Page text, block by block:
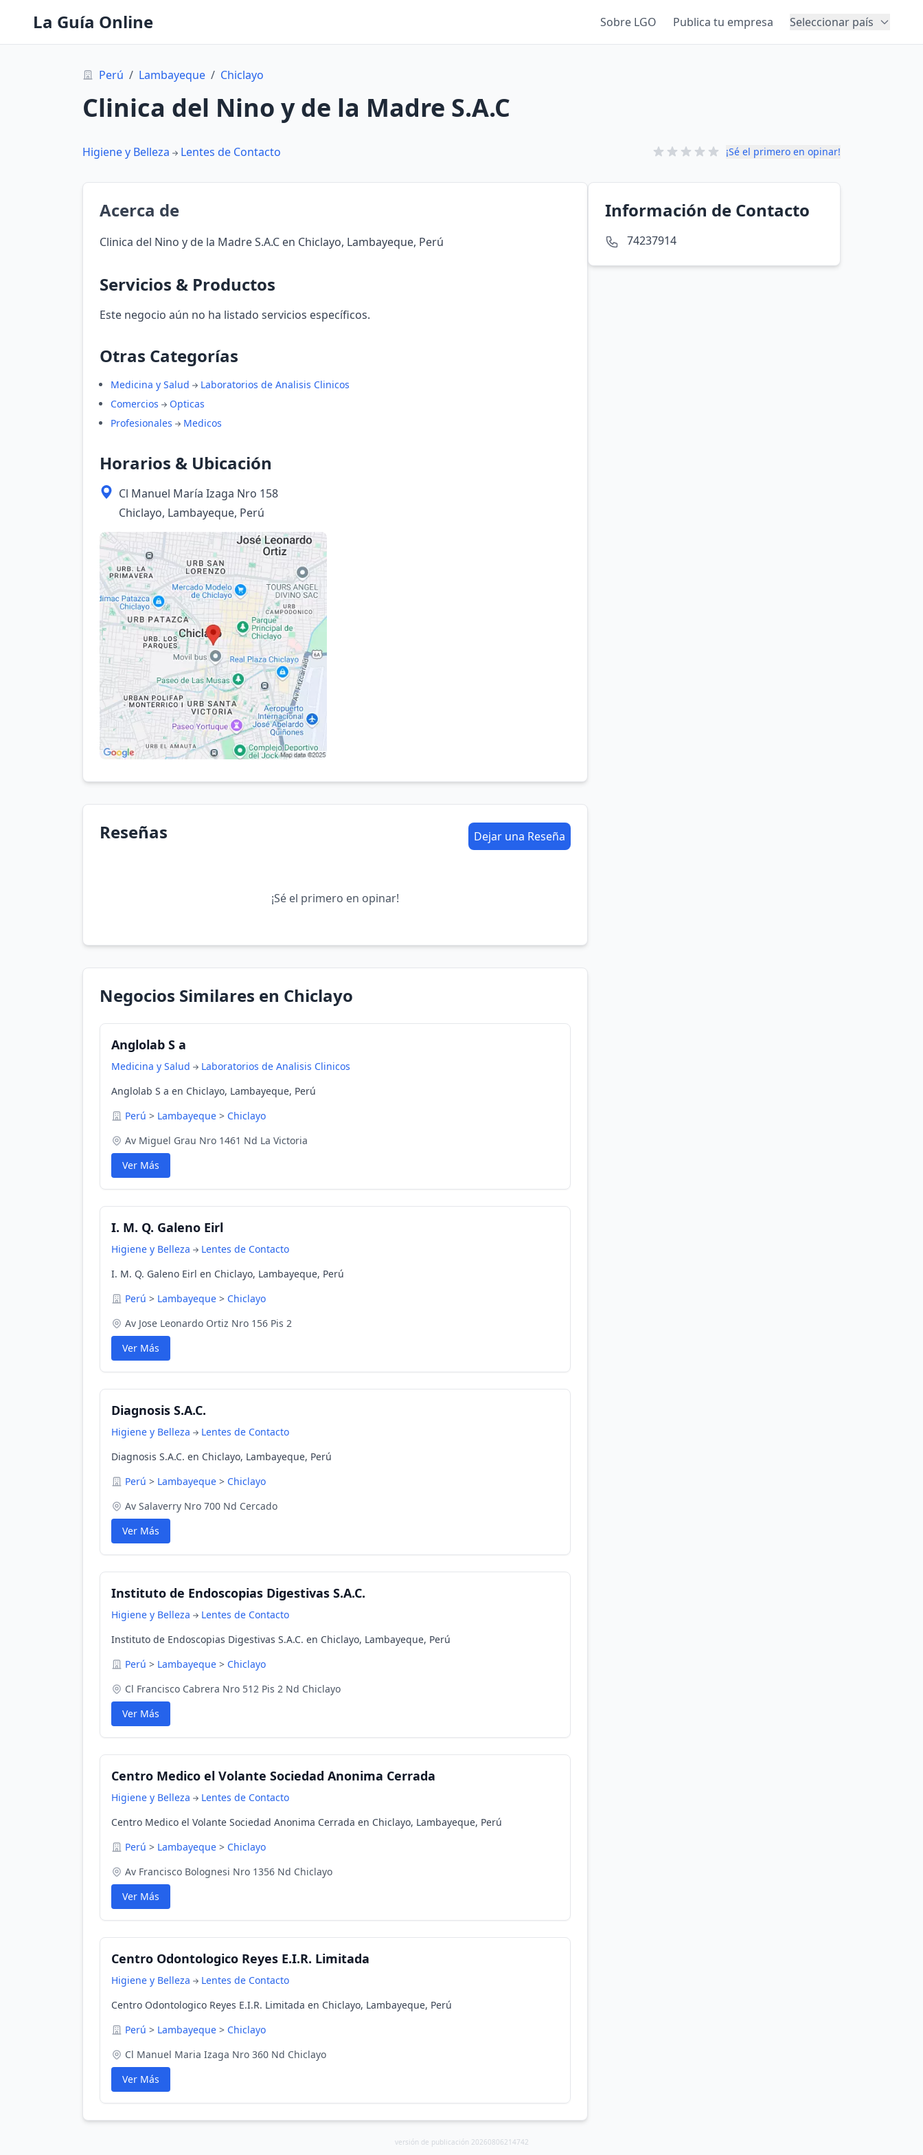
La Guía Online Sobre LGO Publica tu empresa Seleccionar país
Perú / Lambayeque / Chiclayo
Clinica del Nino y de la Madre S.A.C
Higiene y Belleza Lentes de Contacto ¡Sé el primero en opinar!
Acerca de
Clinica del Nino y de la Madre S.A.C en Chiclayo, Lambayeque, Perú
Servicios & Productos
Este negocio aún no ha listado servicios específicos.
Otras Categorías
Medicina y Salud
Laboratorios de Analisis Clinicos
Comercios
Opticas
Profesionales
Medicos
Horarios & Ubicación
Cl Manuel María Izaga Nro 158
Chiclayo, Lambayeque, Perú
Reseñas Dejar una Reseña
¡Sé el primero en opinar!
Negocios Similares en Chiclayo
Anglolab S a
Medicina y Salud
Laboratorios de Analisis Clinicos
Anglolab S a en Chiclayo, Lambayeque, Perú
Perú > Lambayeque > Chiclayo
Av Miguel Grau Nro 1461 Nd La Victoria
Ver Más
I. M. Q. Galeno Eirl
Higiene y Belleza
Lentes de Contacto
I. M. Q. Galeno Eirl en Chiclayo, Lambayeque, Perú
Perú > Lambayeque > Chiclayo
Av Jose Leonardo Ortiz Nro 156 Pis 2
Ver Más
Diagnosis S.A.C.
Higiene y Belleza
Lentes de Contacto
Diagnosis S.A.C. en Chiclayo, Lambayeque, Perú
Perú > Lambayeque > Chiclayo
Av Salaverry Nro 700 Nd Cercado
Ver Más
Instituto de Endoscopias Digestivas S.A.C.
Higiene y Belleza
Lentes de Contacto
Instituto de Endoscopias Digestivas S.A.C. en Chiclayo, Lambayeque, Perú
Perú > Lambayeque > Chiclayo
Cl Francisco Cabrera Nro 512 Pis 2 Nd Chiclayo
Ver Más
Centro Medico el Volante Sociedad Anonima Cerrada
Higiene y Belleza
Lentes de Contacto
Centro Medico el Volante Sociedad Anonima Cerrada en Chiclayo, Lambayeque, Perú
Perú > Lambayeque > Chiclayo
Av Francisco Bolognesi Nro 1356 Nd Chiclayo
Ver Más
Centro Odontologico Reyes E.I.R. Limitada
Higiene y Belleza
Lentes de Contacto
Centro Odontologico Reyes E.I.R. Limitada en Chiclayo, Lambayeque, Perú
Perú > Lambayeque > Chiclayo
Cl Manuel Maria Izaga Nro 360 Nd Chiclayo
Ver Más
Información de Contacto
74237914
versión de publicación 20260806214742